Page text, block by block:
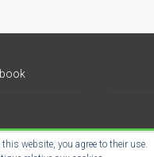
Services- INSER'NET SC-ES
website, you agree to their use.